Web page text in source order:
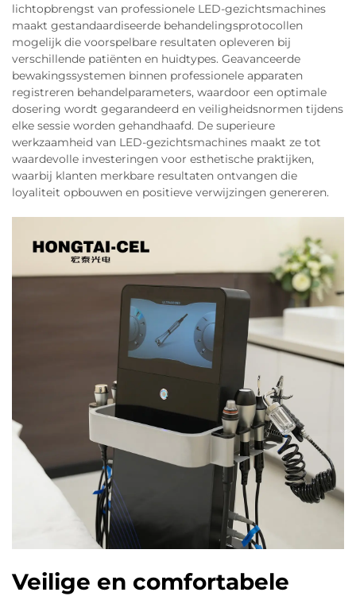
lichtopbrengst van professionele LED-gezichtsmachines
maakt gestandaardiseerde behandelingsprotocollen
mogelijk die voorspelbare resultaten opleveren bij
verschillende patiënten en huidtypes. Geavanceerde
bewakingssystemen binnen professionele apparaten
registreren behandelparameters, waardoor een optimale
dosering wordt gegarandeerd en veiligheidsnormen tijdens
elke sessie worden gehandhaafd. De superieure
werkzaamheid van LED-gezichtsmachines maakt ze tot
waardevolle investeringen voor esthetische praktijken,
waarbij klanten merkbare resultaten ontvangen die
loyaliteit opbouwen en positieve verwijzingen genereren.
Veilige en comfortabele